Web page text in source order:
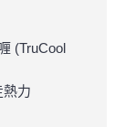
(TruCool
力